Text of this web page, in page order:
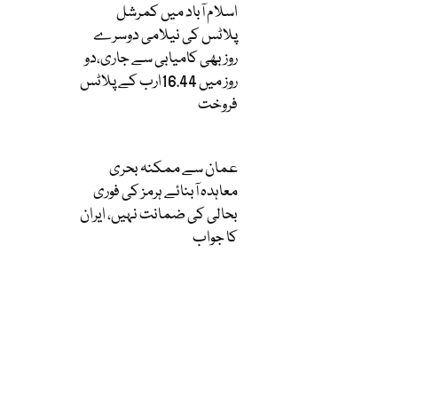
اسلام آباد میں کمرشل
پلاٹس کی نیلامی دوسرے
روز بھی کامیابی سے جاری،دو
روز میں 16.44ارب کے پلاٹس
فروخت
عمان سے ممکنہ بحری
معاہدہ آبنائے ہرمز کی فوری
بحالی کی ضمانت نہیں، ایران
کا جواب